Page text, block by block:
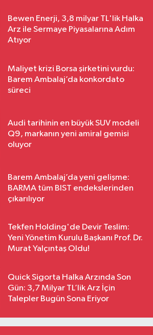
Bewen Enerji, 3,8 milyar TL'lik Halka
Arz ile Sermaye Piyasalarına Adım
Atıyor
Maliyet krizi Borsa şirketini vurdu:
Barem Ambalaj’da konkordato
süreci
Audi tarihinin en büyük SUV modeli
Q9, markanın yeni amiral gemisi
oluyor
Barem Ambalaj’da yeni gelişme:
BARMA tüm BIST endekslerinden
çıkarılıyor
Tekfen Holding'de Devir Teslim:
Yeni Yönetim Kurulu Başkanı Prof. Dr.
Murat Yalçıntaş Oldu!
Quick Sigorta Halka Arzında Son
Gün: 3,7 Milyar TL’lik Arz İçin
Talepler Bugün Sona Eriyor